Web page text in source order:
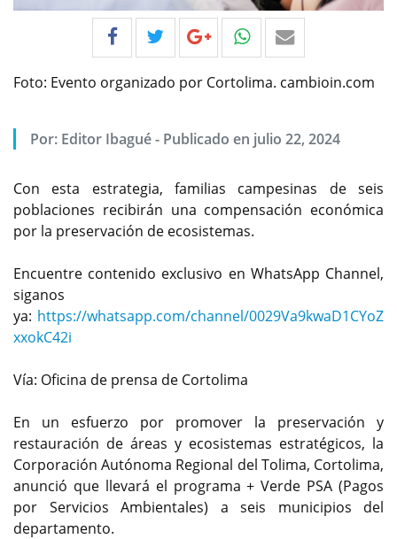
Foto: Evento organizado por Cortolima. cambioin.com
Por: Editor Ibagué- Publicado en julio 22, 2024
Con esta estrategia, familias campesinas de seis
poblaciones recibirán una compensación económica
por la preservación de ecosistemas.
Encuentre contenido exclusivo en WhatsApp Channel,
siganos
ya: https://whatsapp.com/channel/0029Va9kwaD1CYoZ
xxokC42i
Vía: Oficina de prensa de Cortolima
En un esfuerzo por promover la preservación y
restauración de áreas y ecosistemas estratégicos, la
Corporación Autónoma Regional del Tolima, Cortolima,
anunció que llevará el programa + Verde PSA (Pagos
por Servicios Ambientales) a seis municipios del
departamento.